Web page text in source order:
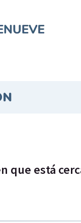
que está